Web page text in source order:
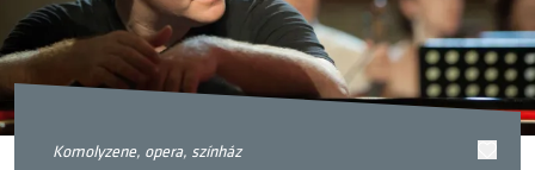
komolyzene, opera, színház